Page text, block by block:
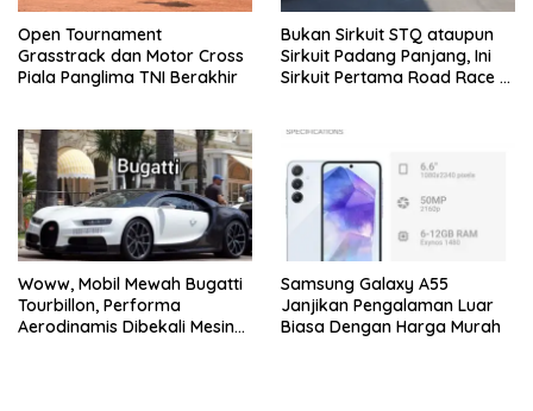
Open Tournament
Grasstrack dan Motor Cross
Piala Panglima TNI Berakhir
Bukan Sirkuit STQ ataupun
Sirkuit Padang Panjang, Ini
Sirkuit Pertama Road Race di
Woww, Mobil Mewah Bugatti
Tourbillon, Performa
Aerodinamis Dibekali Mesin
Samsung Galaxy A55
Janjikan Pengalaman Luar
Biasa Dengan Harga Murah